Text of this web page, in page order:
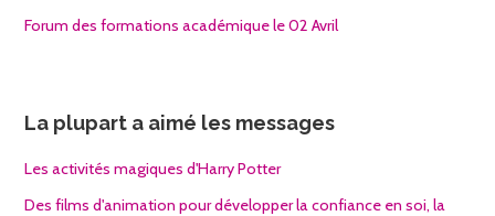
Forum des formations académique le 02 Avril
La plupart a aimé les messages
Les activités magiques d'Harry Potter
Des films d'animation pour développer la confiance en soi, la